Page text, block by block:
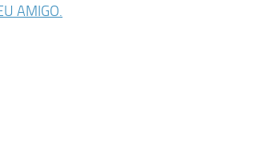
AMIGO.